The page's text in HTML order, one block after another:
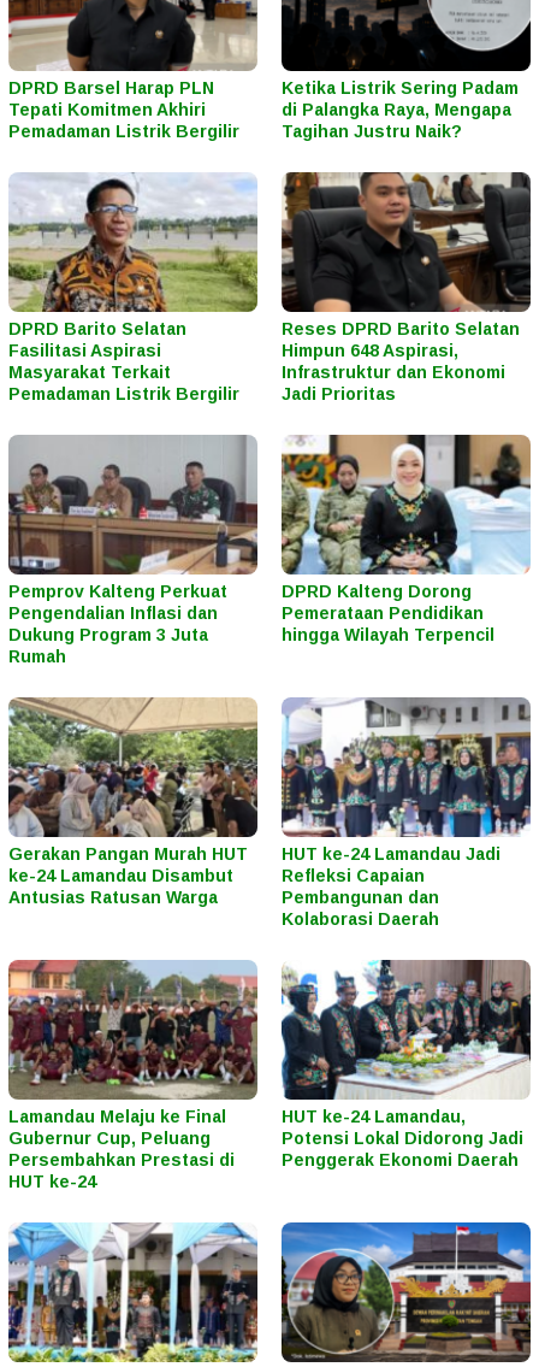
DPRD Barsel Harap PLN
Tepati Komitmen Akhiri
Pemadaman Listrik Bergilir
Ketika Listrik Sering Padam
di Palangka Raya, Mengapa
Tagihan Justru Naik?
DPRD Barito Selatan
Fasilitasi Aspirasi
Masyarakat Terkait
Pemadaman Listrik Bergilir
Reses DPRD Barito Selatan
Himpun 648 Aspirasi,
Infrastruktur dan Ekonomi
Jadi Prioritas
Pemprov Kalteng Perkuat
Pengendalian Inflasi dan
Dukung Program 3 Juta
Rumah
DPRD Kalteng Dorong
Pemerataan Pendidikan
hingga Wilayah Terpencil
Gerakan Pangan Murah HUT
ke-24 Lamandau Disambut
Antusias Ratusan Warga
HUT ke-24 Lamandau Jadi
Refleksi Capaian
Pembangunan dan
Kolaborasi Daerah
Lamandau Melaju ke Final
Gubernur Cup, Peluang
Persembahkan Prestasi di
HUT ke-24
HUT ke-24 Lamandau,
Potensi Lokal Didorong Jadi
Penggerak Ekonomi Daerah